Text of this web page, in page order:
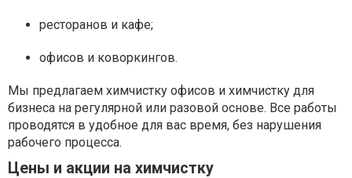
ресторанов и кафе;
офисов и коворкингов.
Мы предлагаем химчистку офисов и химчистку для
бизнеса на регулярной или разовой основе. Все работы
проводятся в удобное для вас время, без нарушения
рабочего процесса.
Цены и акции на химчистку